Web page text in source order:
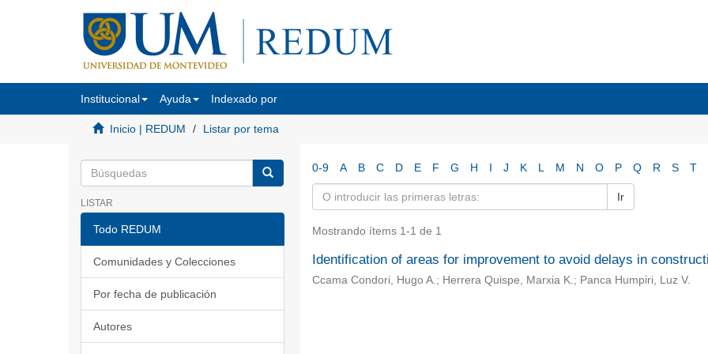
Institucional Ayuda Indexado por
Inicio | REDUM Listar por tema
LISTAR
Todo REDUM
Comunidades y Colecciones
Por fecha de publicación
Autores
0-9 A B C D E F G H I J K L M N O P Q R S T
Ir
Mostrando ítems 1-1 de 1
Identification of areas for improvement to avoid delays in
Ccama Condori, Hugo A.; Herrera Quispe, Marxia K.; Panca Humpiri, Luz V.